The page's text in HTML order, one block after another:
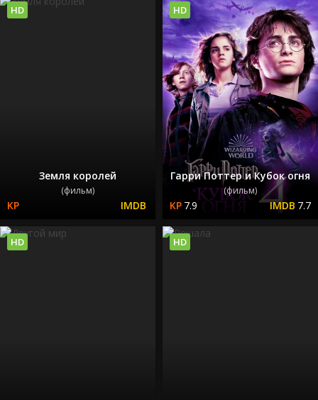
Земля королей
(фильм)
HD
Гарри Поттер и Кубок огня
(фильм)
7.9 7.7
HD
HD HD